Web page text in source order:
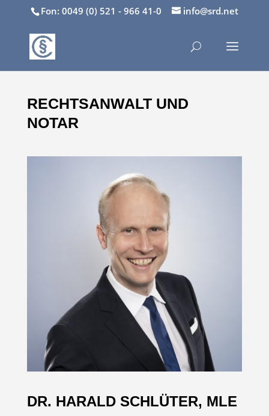
Fon: 0049 (0) 521 - 966 41-0 info@srd.net
RECHTSANWALT UND
NOTAR
DR. HARALD SCHLÜTER, MLE